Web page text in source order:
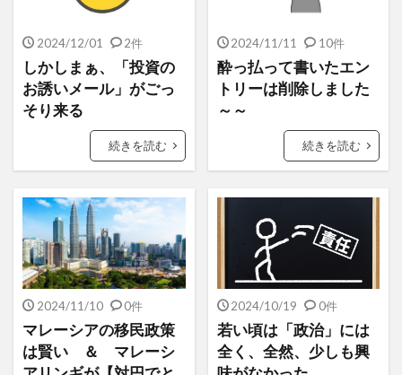
2024/12/01 2件
しかしまぁ、「投資の
お誘いメール」がごっ
そり来る
続きを読む
2024/11/11 10件
酔っ払って書いたエン
トリーは削除しました
～～
続きを読む
2024/11/10 0件
マレーシアの移民政策
は賢い ＆ マレーシ
2024/10/19 0件
若い頃は「政治」には
全く、全然、少しも興